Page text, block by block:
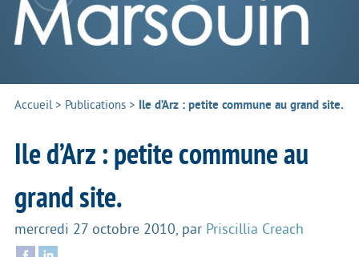
Accueil> Publications > Ile d’Arz : petite commune au grand site.
Ile d’Arz : petite commune au
grand site.
mercredi 27 octobre 2010, par Priscillia Creach